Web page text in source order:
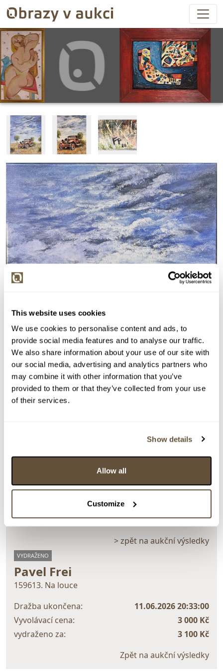
This website uses cookies
We use cookies to personalise content and ads, to
provide social media features and to analyse our traffic.
We also share information about your use of our site with
our social media, advertising and analytics partners who
may combine it with other information that you’ve
provided to them or that they’ve collected from your use
of their services.
Show details
Allow all
Customize
Akryl na plátně, 50x40 cm. Monogramováno vpravo
> Zobrazit detail položky a informace o autorovi
> zpět na aukční výsledky
VYDRAŽENO
Pavel Frei
159613. Na louce
Dražba ukončena:
11.06.2026 20:33:00
Vyvolávací cena:
3 000 Kč
vydraženo za:
3 100 Kč
Zpět na aukční výsledky